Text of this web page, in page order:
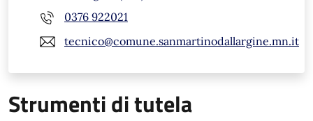
0376 922021
tecnico@comune.sanmartinodallargine.mn.it
Strumenti di tutela